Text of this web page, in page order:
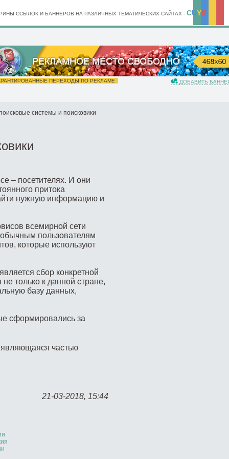
ССЫЛОК И БАННЕРОВ НА РАЗЛИЧНЫХ ТЕМАТИЧЕСКИХ САЙТАХ - CUYS
ПЕРЕХОДЫ ПО РЕКЛАМЕ ДОБАВИТЬ
системы и поисковики
– посетителях. И они
притока
нужную информацию и
всемирной сети
пользователям
которые используют
сбор конкретной
только к данной стране,
базу данных,
сформировались за
частью
21-03-2018, 15:44